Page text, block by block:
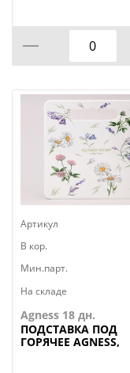
(КОР=144ШТ.)
Артикул
В кор.
Мин.парт.
На складе
Agness 18 дн.
ПОДСТАВКА ПОД
ГОРЯЧЕЕ AGNESS,